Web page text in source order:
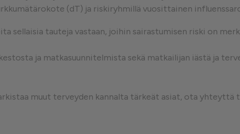
(dT) ja riskiryhmillä vuosittainen
sellaisia tauteja vastaan, joihin sairastumisen riski on
ja matkasuunnitelmista sekä matkailijan iästä ja
muut terveyden kannalta tärkeät asiat, ota yhteyttä